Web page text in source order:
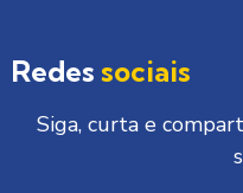
Redes sociais
Siga, curta e